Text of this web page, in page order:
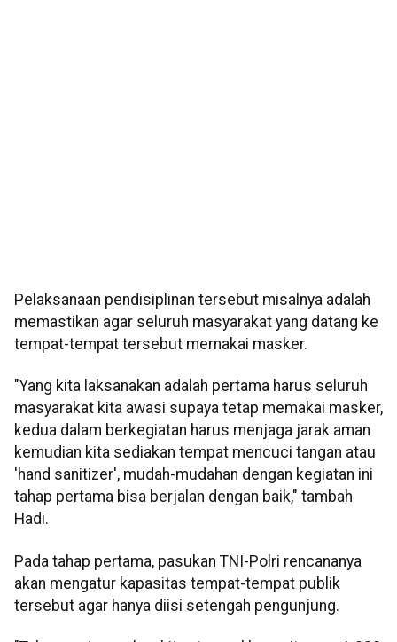
Pelaksanaan pendisiplinan tersebut misalnya adalah
memastikan agar seluruh masyarakat yang datang ke
tempat-tempat tersebut memakai masker.
"Yang kita laksanakan adalah pertama harus seluruh
masyarakat kita awasi supaya tetap memakai masker,
kedua dalam berkegiatan harus menjaga jarak aman
kemudian kita sediakan tempat mencuci tangan atau
'hand sanitizer', mudah-mudahan dengan kegiatan ini
tahap pertama bisa berjalan dengan baik," tambah
Hadi.
Pada tahap pertama, pasukan TNI-Polri rencananya
akan mengatur kapasitas tempat-tempat publik
tersebut agar hanya diisi setengah pengunjung.